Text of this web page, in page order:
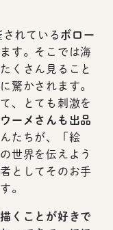
れている ボロー
す。そこでは海
くさん見ること
驚かされます。
、とても刺激を
ーメさんも出品
たちが、「絵
世界を伝えよう
としてそのお手
。
くことが好きで